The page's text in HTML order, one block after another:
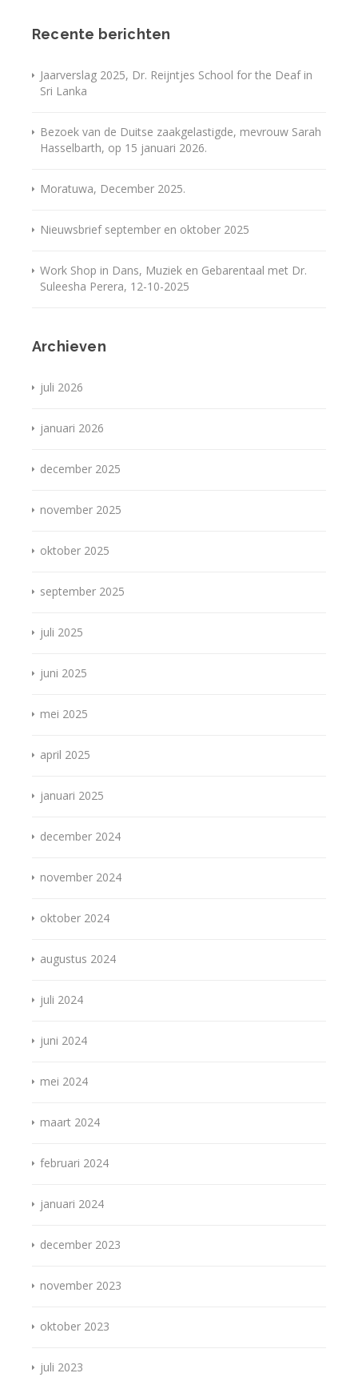
Recente berichten
Jaarverslag 2025, Dr. Reijntjes School for the Deaf in
Sri Lanka
Bezoek van de Duitse zaakgelastigde, mevrouw Sarah
Hasselbarth, op 15 januari 2026.
Moratuwa, December 2025.
Nieuwsbrief september en oktober 2025
Work Shop in Dans, Muziek en Gebarentaal met Dr.
Suleesha Perera, 12-10-2025
Archieven
juli 2026
januari 2026
december 2025
november 2025
oktober 2025
september 2025
juli 2025
juni 2025
mei 2025
april 2025
januari 2025
december 2024
november 2024
oktober 2024
augustus 2024
juli 2024
juni 2024
mei 2024
maart 2024
februari 2024
januari 2024
december 2023
november 2023
oktober 2023
juli 2023